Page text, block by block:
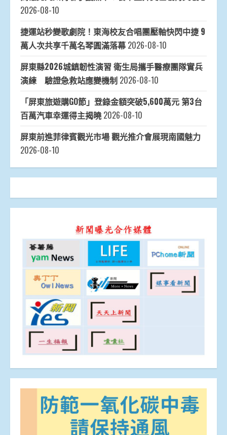
2026-08-10
捷運站秒變歌劇院！東海校友合唱團壓軸快閃中捷 9
萬人次共享千萬名琴圓滿落幕 2026-08-10
屏東縣2026城鎮韌性演習 衛生局攜手醫療團隊實兵
演練 驗證急救站應變機制 2026-08-10
「屏東旅遊購GO節」登錄金額突破5,600萬元 第3台
百萬汽車幸運得主揭曉 2026-08-10
屏東前進菲律賓觀光市場 觀光推介會展現南國魅力
2026-08-10